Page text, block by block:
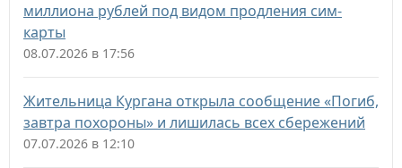
миллиона рублей под видом продления сим-
карты
08.07.2026 в 17:56
Жительница Кургана открыла сообщение «Погиб,
завтра похороны» и лишилась всех сбережений
07.07.2026 в 12:10